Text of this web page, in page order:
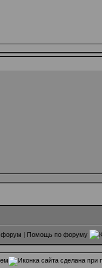
форум | Помощь по форуму